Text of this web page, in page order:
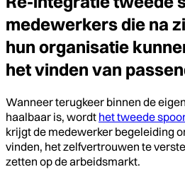
medewerkers die na
hun organisatie
het vinden van
Wanneer terugkeer binnen de
haalbaar is, wordt het tweede
krijgt de medewerker begeleiding
vinden, het zelfvertrouwen te
zetten op de arbeidsmarkt.